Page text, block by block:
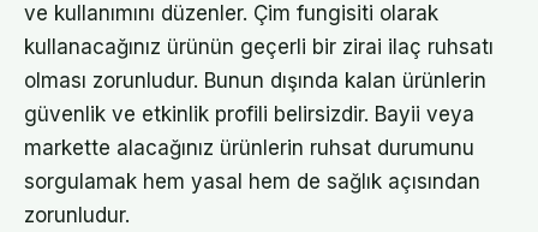
ve kullanımını düzenler. Çim fungisiti olarak
kullanacağınız ürünün geçerli bir zirai ilaç ruhsatı
olması zorunludur. Bunun dışında kalan ürünlerin
güvenlik ve etkinlik profili belirsizdir. Bayii veya
markette alacağınız ürünlerin ruhsat durumunu
sorgulamak hem yasal hem de sağlık açısından
zorunludur.